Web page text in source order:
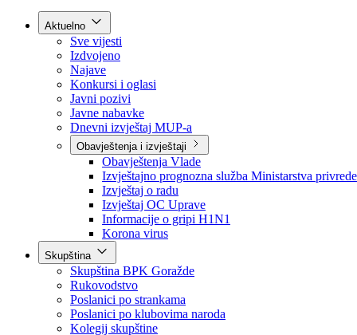
Kontakt
Aktuelno
Sve vijesti
Izdvojeno
Najave
Konkursi i oglasi
Javni pozivi
Javne nabavke
Dnevni izvještaj MUP-a
Obavještenja i izvještaji
Obavještenja Vlade
Izvještajno prognozna služba Ministarstva privrede
Izvještaj o radu
Izvještaj OC Uprave
Informacije o gripi H1N1
Korona virus
Skupština
Skupština BPK Goražde
Rukovodstvo